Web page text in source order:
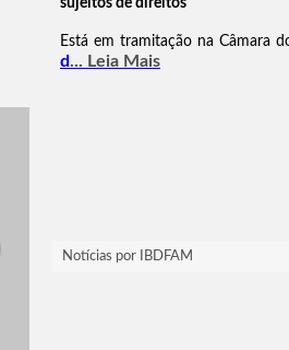
Notícias por IBDFAM